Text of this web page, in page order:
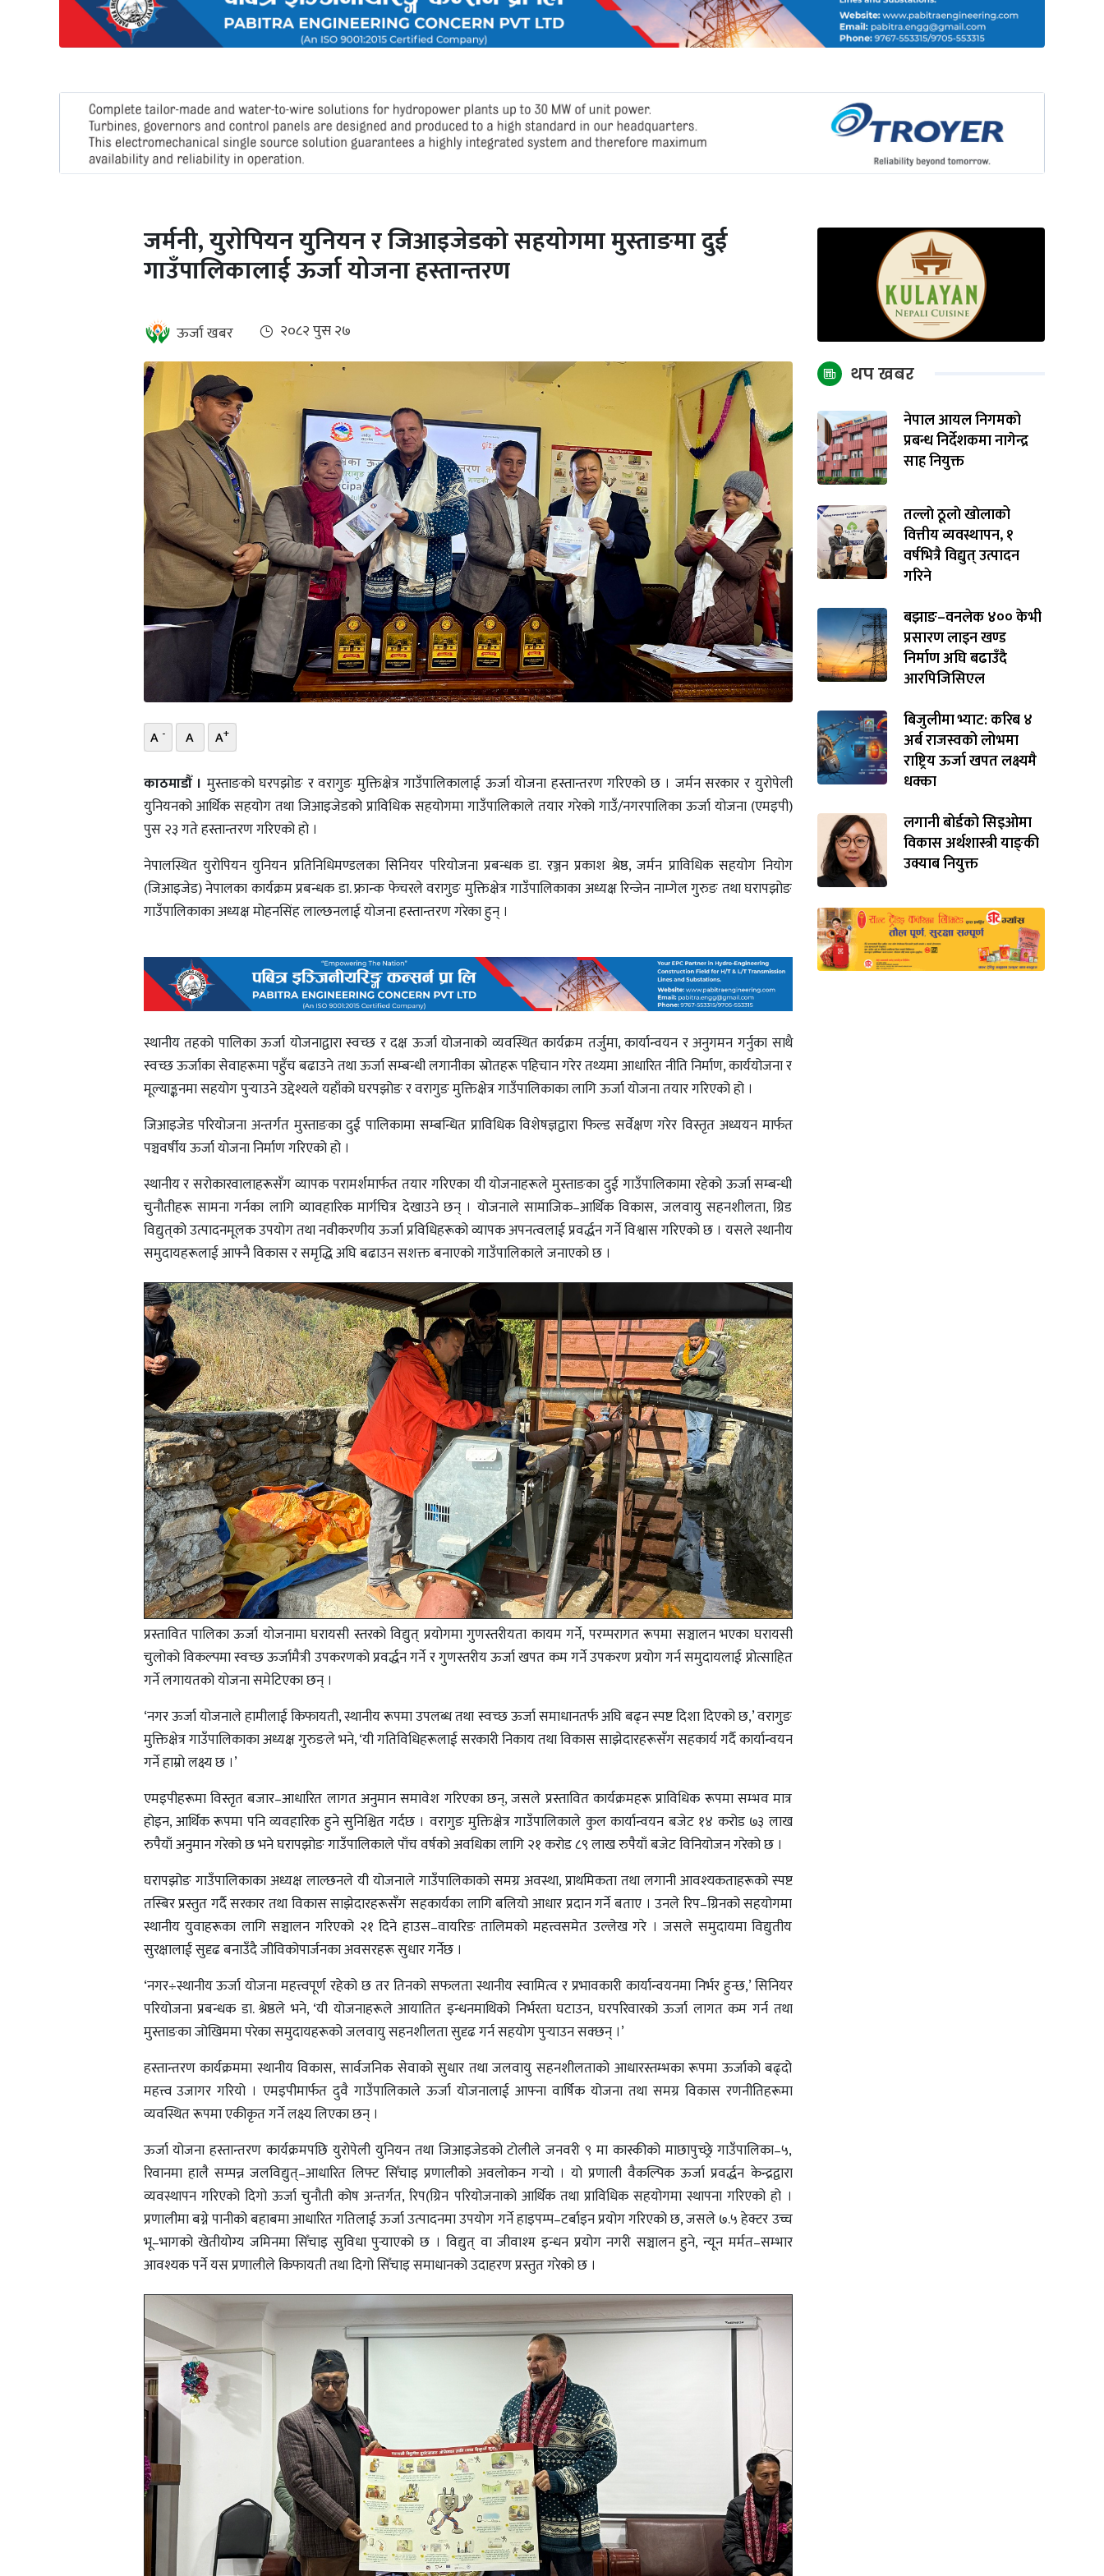
जलवायु
जर्मनी, युराेपियन युनियन र जिआइजेडको सहयाेगमा मुस्ताङमा दुई
गाउँपालिकालाई ऊर्जा योजना हस्तान्तरण
ऊर्जा खबर २०८२ पुस २७
A - A A+
काठमाडौँ । मुस्ताङको घरपझोङ र वरागुङ मुक्तिक्षेत्र गाउँपालिकालाई ऊर्जा योजना हस्तान्तरण गरिएको छ । जर्मन सरकार र युरोपेली
युनियनको आर्थिक सहयोग तथा जिआइजेडको प्राविधिक सहयोगमा गाउँपालिकाले तयार गरेको गाउँ/नगरपालिका ऊर्जा योजना (एमइपी)
पुस २३ गते हस्तान्तरण गरिएको हो ।
नेपालस्थित युरोपियन युनियन प्रतिनिधिमण्डलका सिनियर परियोजना प्रबन्धक डा. रञ्जन प्रकाश श्रेष्ठ, जर्मन प्राविधिक सहयोग नियोग
(जिआइजेड) नेपालका कार्यक्रम प्रबन्धक डा. फ्रान्क फेचरले वरागुङ मुक्तिक्षेत्र गाउँपालिकाका अध्यक्ष रिन्जेन नाम्गेल गुरुङ तथा घरापझोङ
गाउँपालिकाका अध्यक्ष मोहनसिंह लाल्छनलाई योजना हस्तान्तरण गरेका हुन् ।
स्थानीय तहको पालिका ऊर्जा योजनाद्वारा स्वच्छ र दक्ष ऊर्जा योजनाको व्यवस्थित कार्यक्रम तर्जुमा, कार्यान्वयन र अनुगमन गर्नुका साथै
स्वच्छ ऊर्जाका सेवाहरूमा पहुँच बढाउने तथा ऊर्जा सम्बन्धी लगानीका स्रोतहरू पहिचान गरेर तथ्यमा आधारित नीति निर्माण, कार्ययोजना र
मूल्याङ्कनमा सहयोग पुर्‍याउने उद्देश्यले यहाँको घरपझोङ र वरागुङ मुक्तिक्षेत्र गाउँपालिकाका लागि ऊर्जा योजना तयार गरिएको हो ।
जिआइजेड परियोजना अन्तर्गत मुस्ताङका दुई पालिकामा सम्बन्धित प्राविधिक विशेषज्ञद्वारा फिल्ड सर्वेक्षण गरेर विस्तृत अध्ययन मार्फत
पञ्चवर्षीय ऊर्जा योजना निर्माण गरिएको हो ।
स्थानीय र सरोकारवालाहरूसँग व्यापक परामर्शमार्फत तयार गरिएका यी योजनाहरूले मुस्ताङका दुई गाउँपालिकामा रहेको ऊर्जा सम्बन्धी
चुनौतीहरू सामना गर्नका लागि व्यावहारिक मार्गचित्र देखाउने छन् । योजनाले सामाजिक–आर्थिक विकास, जलवायु सहनशीलता, ग्रिड
विद्युत्‌को उत्पादनमूलक उपयोग तथा नवीकरणीय ऊर्जा प्रविधिहरूको व्यापक अपनत्वलाई प्रवर्द्धन गर्ने विश्वास गरिएको छ । यसले स्थानीय
समुदायहरूलाई आफ्नै विकास र समृद्धि अघि बढाउन सशक्त बनाएको गाउँपालिकाले जनाएको छ ।
प्रस्तावित पालिका ऊर्जा योजनामा घरायसी स्तरको विद्युत् प्रयोगमा गुणस्तरीयता कायम गर्ने, परम्परागत रूपमा सञ्चालन भएका घरायसी
चुलोको विकल्पमा स्वच्छ ऊर्जामैत्री उपकरणको प्रवर्द्धन गर्ने र गुणस्तरीय ऊर्जा खपत कम गर्ने उपकरण प्रयोग गर्न समुदायलाई प्रोत्साहित
गर्ने लगायतको योजना समेटिएका छन् ।
‘नगर ऊर्जा योजनाले हामीलाई किफायती, स्थानीय रूपमा उपलब्ध तथा स्वच्छ ऊर्जा समाधानतर्फ अघि बढ्न स्पष्ट दिशा दिएको छ,’ वरागुङ
मुक्तिक्षेत्र गाउँपालिकाका अध्यक्ष गुरुङले भने, ‘यी गतिविधिहरूलाई सरकारी निकाय तथा विकास साझेदारहरूसँग सहकार्य गर्दै कार्यान्वयन
गर्ने हाम्रो लक्ष्य छ ।’
एमइपीहरूमा विस्तृत बजार–आधारित लागत अनुमान समावेश गरिएका छन्, जसले प्रस्तावित कार्यक्रमहरू प्राविधिक रूपमा सम्भव मात्र
होइन, आर्थिक रूपमा पनि व्यवहारिक हुने सुनिश्चित गर्दछ । वरागुङ मुक्तिक्षेत्र गाउँपालिकाले कुल कार्यान्वयन बजेट १४ करोड ७३ लाख
रुपैयाँ अनुमान गरेको छ भने घरापझोङ गाउँपालिकाले पाँच वर्षको अवधिका लागि २१ करोड ८९ लाख रुपैयाँ बजेट विनियोजन गरेको छ ।
घरापझोङ गाउँपालिकाका अध्यक्ष लाल्छनले यी योजनाले गाउँपालिकाको समग्र अवस्था, प्राथमिकता तथा लगानी आवश्यकताहरूको स्पष्ट
तस्बिर प्रस्तुत गर्दै सरकार तथा विकास साझेदारहरूसँग सहकार्यका लागि बलियो आधार प्रदान गर्ने बताए । उनले रिप–ग्रिनको सहयोगमा
स्थानीय युवाहरूका लागि सञ्चालन गरिएको २१ दिने हाउस–वायरिङ तालिमको महत्त्वसमेत उल्लेख गरे । जसले समुदायमा विद्युतीय
सुरक्षालाई सुदृढ बनाउँदै जीविकोपार्जनका अवसरहरू सुधार गर्नेछ ।
‘नगर÷स्थानीय ऊर्जा योजना महत्त्वपूर्ण रहेको छ तर तिनको सफलता स्थानीय स्वामित्व र प्रभावकारी कार्यान्वयनमा निर्भर हुन्छ,’ सिनियर
परियोजना प्रबन्धक डा. श्रेष्ठले भने, ‘यी योजनाहरूले आयातित इन्धनमाथिको निर्भरता घटाउन, घरपरिवारको ऊर्जा लागत कम गर्न तथा
मुस्ताङका जोखिममा परेका समुदायहरूको जलवायु सहनशीलता सुदृढ गर्न सहयोग पुर्‍याउन सक्छन् ।’
हस्तान्तरण कार्यक्रममा स्थानीय विकास, सार्वजनिक सेवाको सुधार तथा जलवायु सहनशीलताको आधारस्तम्भका रूपमा ऊर्जाको बढ्दो
महत्त्व उजागर गरियो । एमइपीमार्फत दुवै गाउँपालिकाले ऊर्जा योजनालाई आफ्ना वार्षिक योजना तथा समग्र विकास रणनीतिहरूमा
व्यवस्थित रूपमा एकीकृत गर्ने लक्ष्य लिएका छन् ।
ऊर्जा योजना हस्तान्तरण कार्यक्रमपछि युरोपेली युनियन तथा जिआइजेडको टोलीले जनवरी ९ मा कास्कीको माछापुच्छ्रे गाउँपालिका–५,
रिवानमा हालै सम्पन्न जलविद्युत्–आधारित लिफ्ट सिँचाइ प्रणालीको अवलोकन गर्‍यो । यो प्रणाली वैकल्पिक ऊर्जा प्रवर्द्धन केन्द्रद्वारा
व्यवस्थापन गरिएको दिगो ऊर्जा चुनौती कोष अन्तर्गत, रिप(ग्रिन परियोजनाको आर्थिक तथा प्राविधिक सहयोगमा स्थापना गरिएको हो ।
प्रणालीमा बग्ने पानीको बहाबमा आधारित गतिलाई ऊर्जा उत्पादनमा उपयोग गर्ने हाइपम्प–टर्बाइन प्रयोग गरिएको छ, जसले ७.५ हेक्टर उच्च
भू–भागको खेतीयोग्य जमिनमा सिँचाइ सुविधा पुर्‍याएको छ । विद्युत् वा जीवाश्म इन्धन प्रयोग नगरी सञ्चालन हुने, न्यून मर्मत–सम्भार
आवश्यक पर्ने यस प्रणालीले किफायती तथा दिगो सिँचाइ समाधानको उदाहरण प्रस्तुत गरेको छ ।
थप खबर
नेपाल आयल निगमको
प्रबन्ध निर्देशकमा नागेन्द्र
साह नियुक्त
तल्लाे ठूलाे खाेलाको
वित्तीय व्यवस्थापन, १
वर्षभित्रै विद्युत् उत्पादन
गरिने
बझाङ–वनलेक ४०० केभी
प्रसारण लाइन खण्ड
निर्माण अघि बढाउँदै
आरपिजिसिएल
बिजुलीमा भ्याट: करिब ४
अर्ब राजस्वको लोभमा
राष्ट्रिय ऊर्जा खपत लक्ष्यमै
धक्का
लगानी बोर्डको सिइओमा
विकास अर्थशास्त्री याङ्‌की
उक्याब नियुक्त